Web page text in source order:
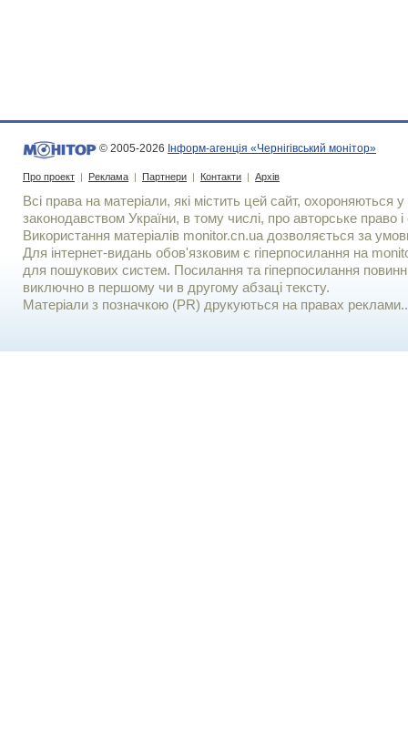
© 2005-2026 Інформ-агенція «Чернігівський монітор»
Про проект | Реклама | Партнери | Контакти | Архів
Всі права на матеріали, які містить цей сайт, охороняються у
законодавством України, в тому числі, про авторське право і
Використання матерiалiв monitor.cn.ua дозволяється за
Для iнтернет-видань обов'язковим є гiперпосилання на
для пошукових систем. Посилання та гіперпосилання
виключно в першому чи в другому абзаці тексту.
Матеріали з позначкою (PR) друкуються на правах реклами..